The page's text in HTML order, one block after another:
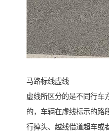
马路标线虚线
虚线所区分的是不同行车
的，车辆在虚线标示的路
行掉头、越线借道超车或